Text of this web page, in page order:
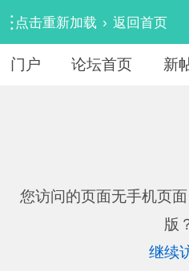
点击重新加载 › 返回首页
门户 论坛首页 新
您访问的页面无手机页
版
继续